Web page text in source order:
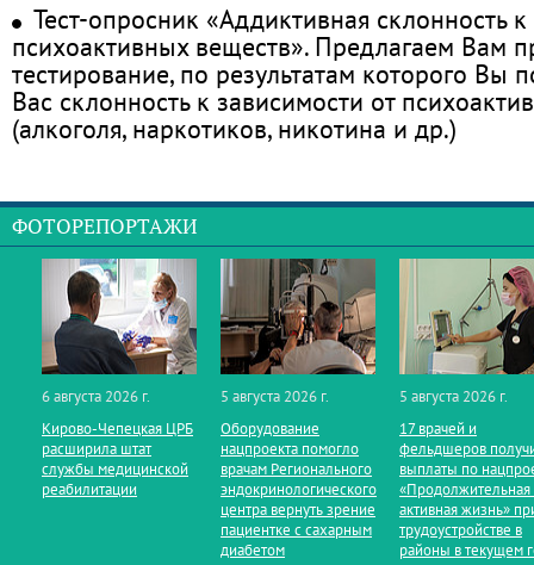
Тест-опросник «Аддиктивная склонность
психоактивных веществ». Предлагаем Вам
тестирование, по результатам которого Вы
Вас склонность к зависимости от
(алкоголя, наркотиков, никотина и др.)
ФОТОРЕПОРТАЖИ
6 августа 2026 г.
Кирово‑Чепецкая ЦРБ
расширила штат
службы медицинской
реабилитации
5 августа 2026 г.
Оборудование
нацпроекта помогло
врачам Регионального
эндокринологического
центра вернуть зрение
пациентке с сахарным
диабетом
5 августа 2026 г.
17 врачей и
фельдшеров
выплаты по
«Продолжительная
активная жизнь»
трудоустройстве в
районы в текущем